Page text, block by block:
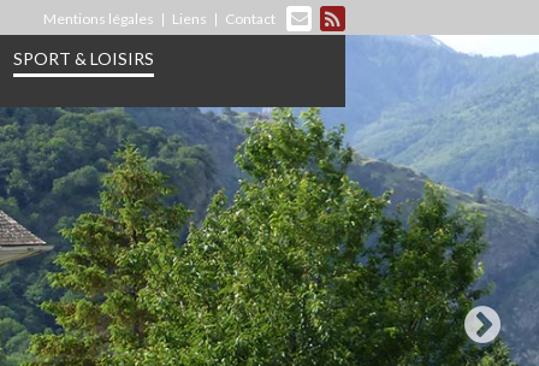
Mentions légales Liens Contact
SPORT & LOISIRS